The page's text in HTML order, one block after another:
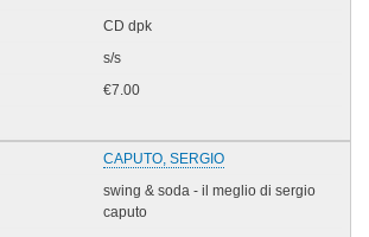
CD dpk
s/s
€7.00
CAPUTO, SERGIO
swing & soda - il meglio di sergio
caputo